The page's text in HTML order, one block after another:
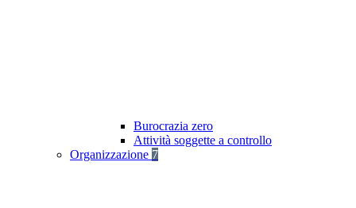
Burocrazia zero
Attività soggette a controllo
Organizzazione 7